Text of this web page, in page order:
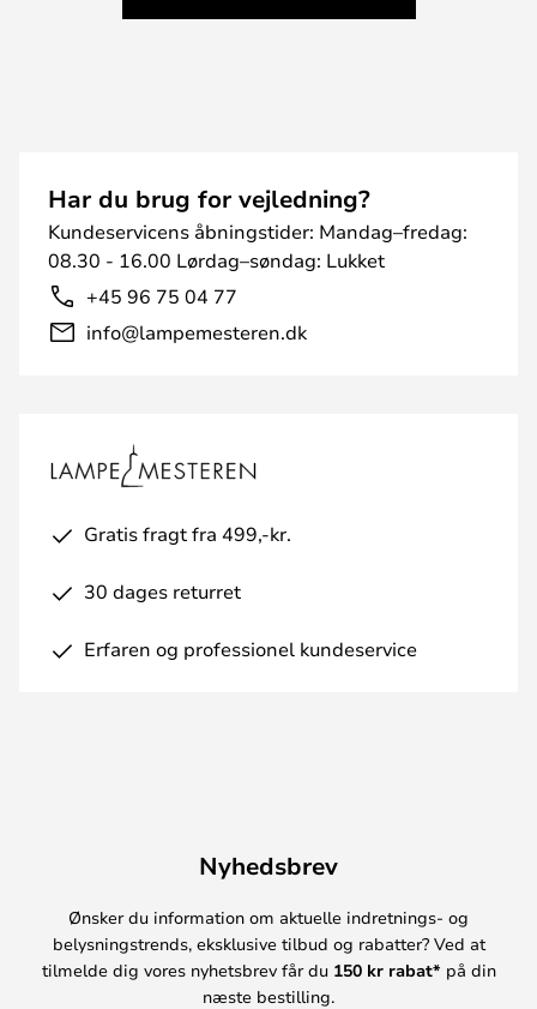
Har du brug for vejledning?
Kundeservicens åbningstider: Mandag–fredag:
08.30 - 16.00 Lørdag–søndag: Lukket
+45 96 75 04 77
info@lampemesteren.dk
Gratis fragt fra 499,-kr.
30 dages returret
Erfaren og professionel kundeservice
Nyhedsbrev
Ønsker du information om aktuelle indretnings- og
belysningstrends, eksklusive tilbud og rabatter? Ved at
tilmelde dig vores nyhetsbrev får du 150 kr rabat* på din
næste bestilling.